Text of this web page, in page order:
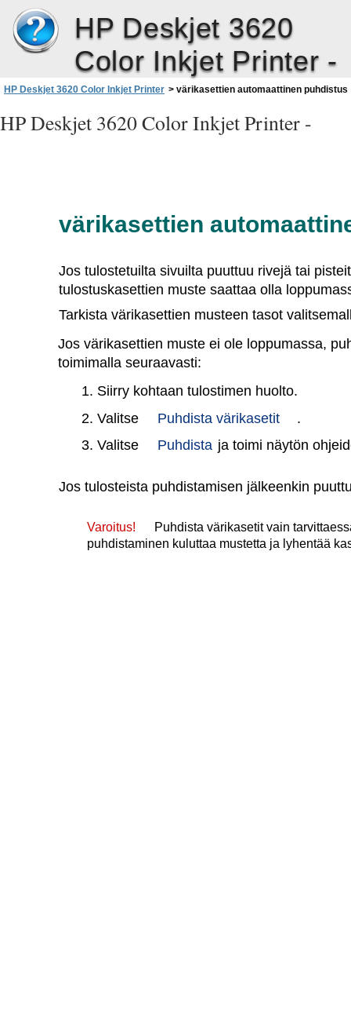
HP Deskjet 3620
Color Inkjet Printer -
HP Deskjet 3620 Color Inkjet Printer > värikasettien automaattinen puhdistus
HP Deskjet 3620 Color Inkjet Printer -
värikasettien
Jos tulostetuilta sivuilta puuttuu rivejä tai
tulostuskasettien muste saattaa olla
Tarkista värikasettien musteen tasot
Jos värikasettien muste ei ole loppumassa,
toimimalla seuraavasti:
1. Siirry kohtaan tulostimen huolto.
2. Valitse
Puhdista värikasetit
.
3. Valitse
Puhdista ja toimi näytön
Jos tulosteista puhdistamisen jälkeenkin
Varoitus!
Puhdista värikasetit vain
puhdistaminen kuluttaa mustetta ja lyhentää